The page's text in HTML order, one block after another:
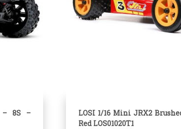
– 8S –
LOSI 1/16 Mini JRX2
Red LOS01020T1